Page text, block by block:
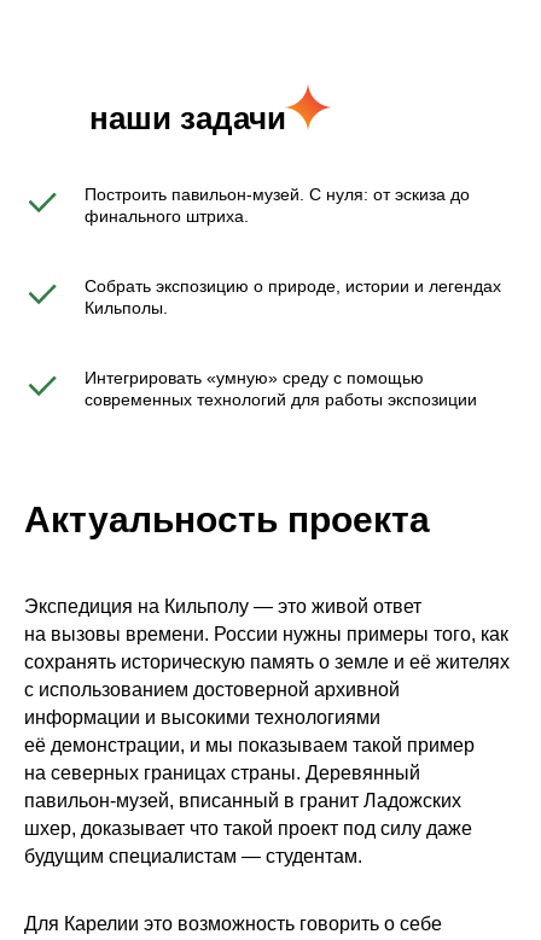
наши задачи
Построить павильон‑музей. С нуля: от эскиза до
финального штриха.
Собрать экспозицию о природе, истории и легендах
Кильполы.
Интегрировать «умную» среду с помощью
современных технологий для работы экспозиции
Актуальность проекта
Экспедиция на Кильполу — это живой ответ
на вызовы времени. России нужны примеры того, как
сохранять историческую память о земле и её жителях
с использованием достоверной архивной
информации и высокими технологиями
её демонстрации, и мы показываем такой пример
на северных границах страны. Деревянный
павильон‑музей, вписанный в гранит Ладожских
шхер, доказывает что такой проект под силу даже
будущим специалистам — студентам.
Для Карелии это возможность говорить о себе